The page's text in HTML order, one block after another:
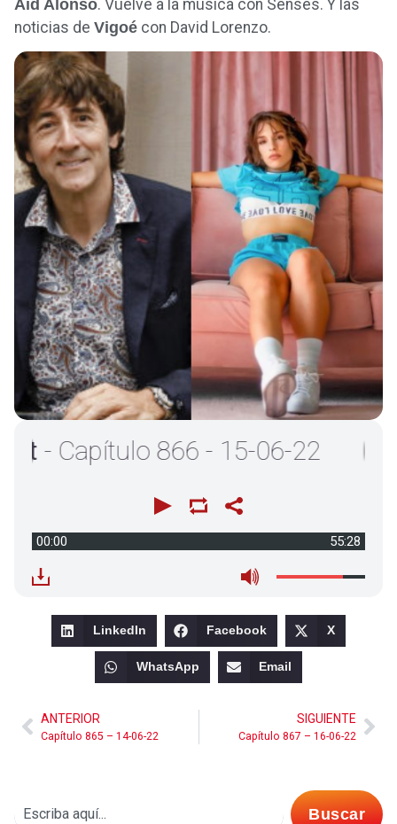
Aid Alonso. Vuelve a la música con Senses. Y las
noticias de Vigoé con David Lorenzo.
866 - 15-06-22
00:00 55:28
LinkedIn Facebook X
WhatsApp Email
ANTERIOR
Capítulo 865 – 14-06-22
SIGUIENTE
Capítulo 867 – 16-06-22
Buscar